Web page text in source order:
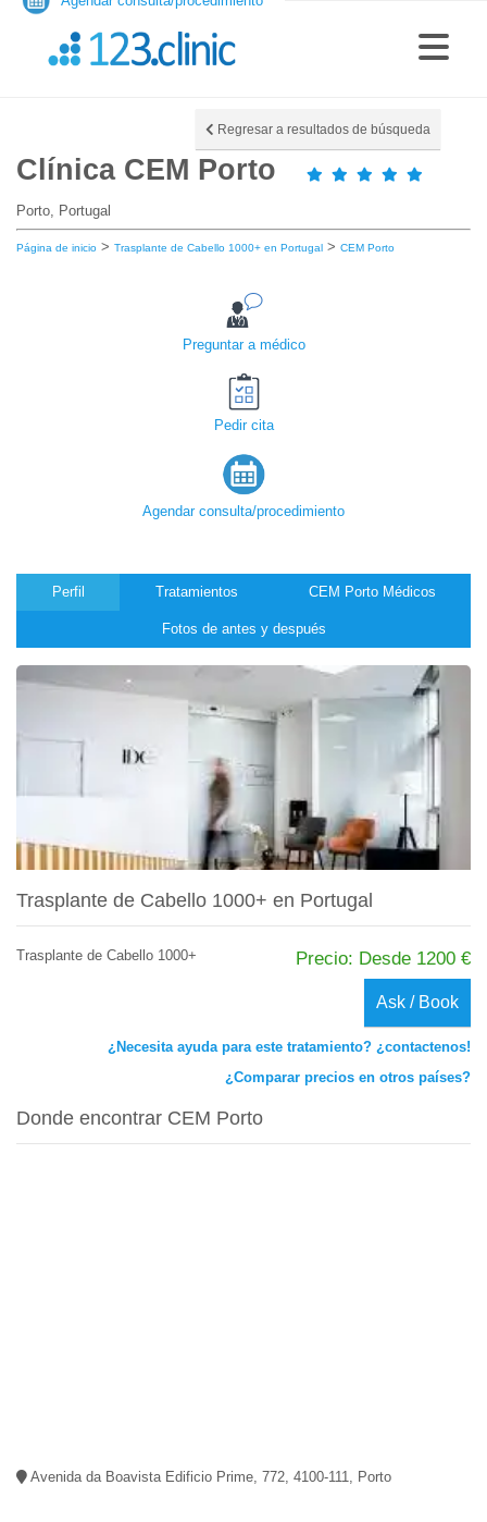
Regresar a resultados de búsqueda
Clínica CEM Porto
Porto, Portugal
Página de inicio > Trasplante de Cabello 1000+ en Portugal > CEM Porto
Preguntar a médico
Pedir cita
Agendar consulta/procedimiento
Perfil
Trasplante de Cabello 1000+ en Portugal
Trasplante de Cabello 1000+ Precio: Desde 1200 €
Ask / Book
¿Necesita ayuda para este tratamiento? ¿contactenos!
¿Comparar precios en otros países?
Donde encontrar CEM Porto
Avenida da Boavista Edificio Prime, 772, 4100-111, Porto
Tratamientos CEM Porto Médicos
Fotos de antes y después